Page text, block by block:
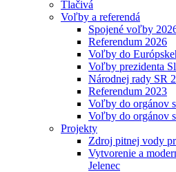
Tlačivá
Voľby a referendá
Spojené voľby
Referendum 2026
Voľby do
Voľby prezidenta
Národnej rady SR
Referendum 2023
Voľby do orgánov
Voľby do orgánov
Projekty
Zdroj pitnej vody
Vytvorenie a
Jelenec